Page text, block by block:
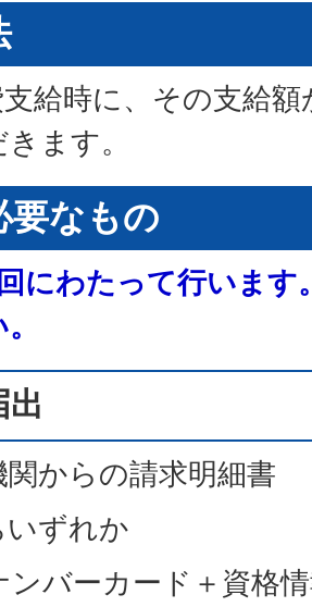
給時に、その支給
ます。
要なもの
にわたって行います
出
関からの請求明細書
ずれか
ンバーカード＋資格